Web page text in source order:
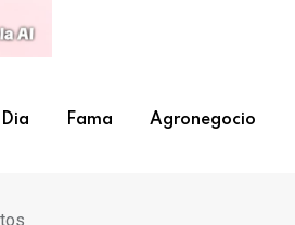
Fama Agronegocio